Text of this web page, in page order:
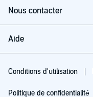
Nous contacter
Aide
Conditions d'utilisation
Politique de confidentialité